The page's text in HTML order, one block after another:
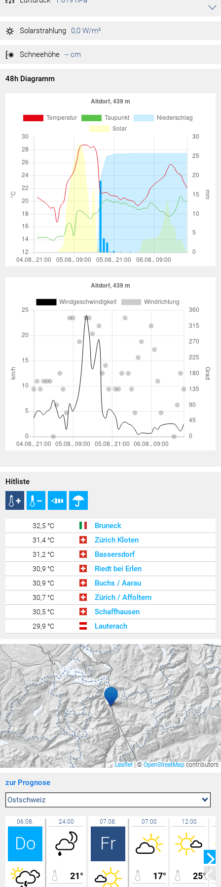
Akkordeon auf-/zuklappen
1.020 hPa
Tag max.
Solarstrahlung 0,0 W/m²
Schneehöhe -- cm
48h Diagramm
Hitliste
32,5 °C Bruneck
31,4 °C Zürich Kloten
31,2 °C Bassersdorf
30,9 °C Riedt bei Erlen
30,9 °C Buchs / Aarau
30,7 °C Zürich / Affoltern
30,5 °C Schaffhausen
29,9 °C Lauterach
29,6 °C Poschiavo / Robbia
29,5 °C Zürich / Fluntern
29,4 °C Egolzwil
29,3 °C Wil
29,3 °C Feldbach
29,2 °C Amriswil
29,2 °C Hallau
29,2 °C Wädenswil
29,2 °C Cham
29,1 °C
29,1 °C
28,8 °C Rüti
28,6 °C Lochau Zentrum
28,4 °C Chur
28,4 °C Aadorf / Tänikon
Leaflet © OpenStreetMap contributors
zur Prognose
Ostschweiz
06.08.
Do
24:00
21°
07.08.
Fr
07:00
17°
12:00
25°